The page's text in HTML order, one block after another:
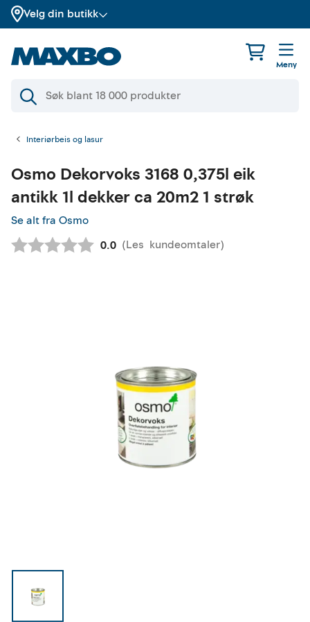
Velg din butikk
Meny
Interiørbeis og lasur
Osmo Dekorvoks 3168 0,375l eik
antikk 1l dekker ca 20m2 1 strøk
Se alt fra Osmo
Gjennomsnittskarakter:
0.0 (Les kundeomtaler)